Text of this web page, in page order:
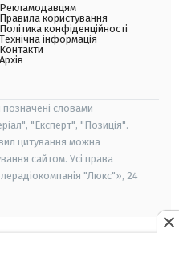
Рекламодавцям
Правила користування
Політика конфіденційності
Технічна інформація
Контакти
Архів
позначені словами
"Експерт", "Позиція".
цитування можна
сайтом. Усі права
"Люкс"», 24